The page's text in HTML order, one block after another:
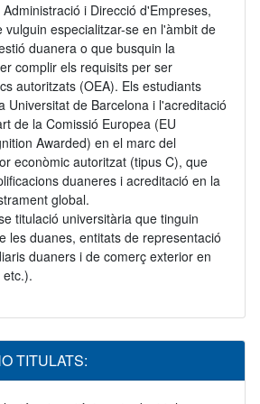
i Direcció d'Empreses,
vulguin especialitzar-se en l'àmbit de
duanera o que busquin la
complir els requisits per ser
autoritzats (OEA). Els estudiants
Universitat de Barcelona i l'acreditació
de la Comissió Europea (EU
Awarded) en el marc del
econòmic autoritzat (tipus C), que
duaneres i acreditació en la
global.
titulació universitària que tinguin
les duanes, entitats de representació
duaners i de comerç exterior en
TITULATS: